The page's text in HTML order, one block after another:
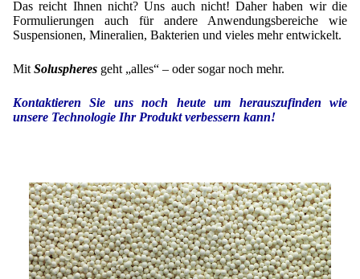
Das reicht Ihnen nicht? Uns auch nicht! Daher haben wir die
Formulierungen auch für andere Anwendungsbereiche wie
Suspensionen, Mineralien, Bakterien und vieles mehr entwickelt.
Mit Soluspheres geht „alles“ – oder sogar noch mehr.
Kontaktieren Sie uns noch heute um herauszufinden wie
unsere Technologie Ihr Produkt verbessern kann!